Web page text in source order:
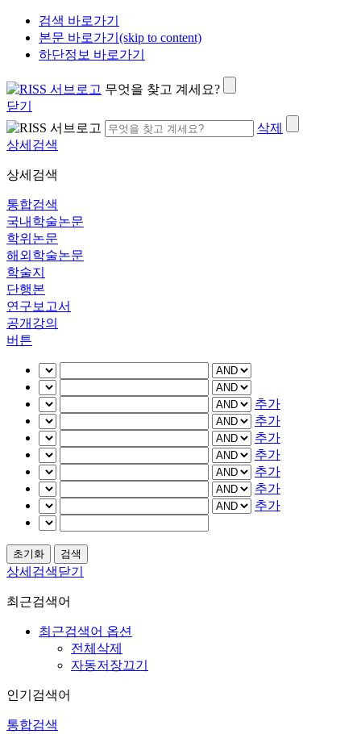
검색 바로가기
본문 바로가기(skip to content)
하단정보 바로가기
무엇을 찾고 계세요?
닫기
삭제
상세검색
상세검색
통합검색
국내학술논문
학위논문
해외학술논문
학술지
단행본
연구보고서
공개강의
버튼
추가
추가
추가
추가
추가
추가
추가
상세검색닫기
최근검색어
최근검색어 옵션
전체삭제
자동저장끄기
인기검색어
통합검색